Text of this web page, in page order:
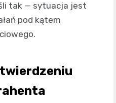
tak — sytuacja jest
pod kątem